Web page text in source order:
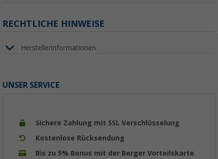
RECHTLICHE HINWEISE
Herstellerinformationen
UNSER SERVICE
Sichere Zahlung mit SSL Verschlüsselung
Kostenlose Rücksendung
Bis zu 5% Bonus mit der Berger Vorteilskarte